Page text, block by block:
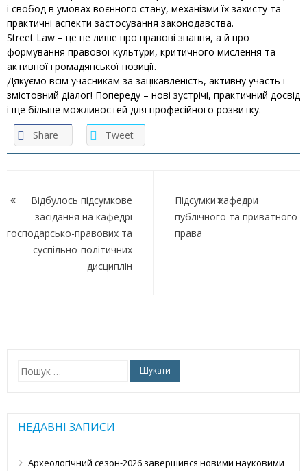
і свобод в умовах воєнного стану, механізми їх захисту та
практичні аспекти застосування законодавства.
Street Law – це не лише про правові знання, а й про
формування правової культури, критичного мислення та
активної громадянської позиції.
Дякуємо всім учасникам за зацікавленість, активну участь і
змістовний діалог! Попереду – нові зустрічі, практичний досвід
і ще більше можливостей для професійного розвитку.
Share
Tweet
записів
Відбулось підсумкове
засідання на кафедрі
господарсько-правових та
суспільно-політичних
дисциплін
Підсумки кафедри
публічного та приватного
права
Пошук:
НЕДАВНІ ЗАПИСИ
Археологічний сезон-2026 завершився новими науковими